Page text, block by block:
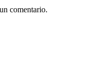
comentario.